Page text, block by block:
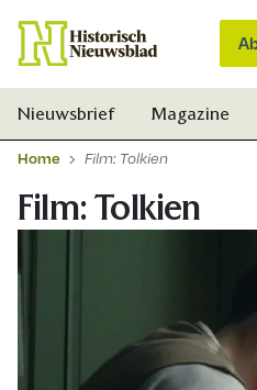
Nieuwsbrief Magazine
Home Film: Tolkien
Film: Tolkien